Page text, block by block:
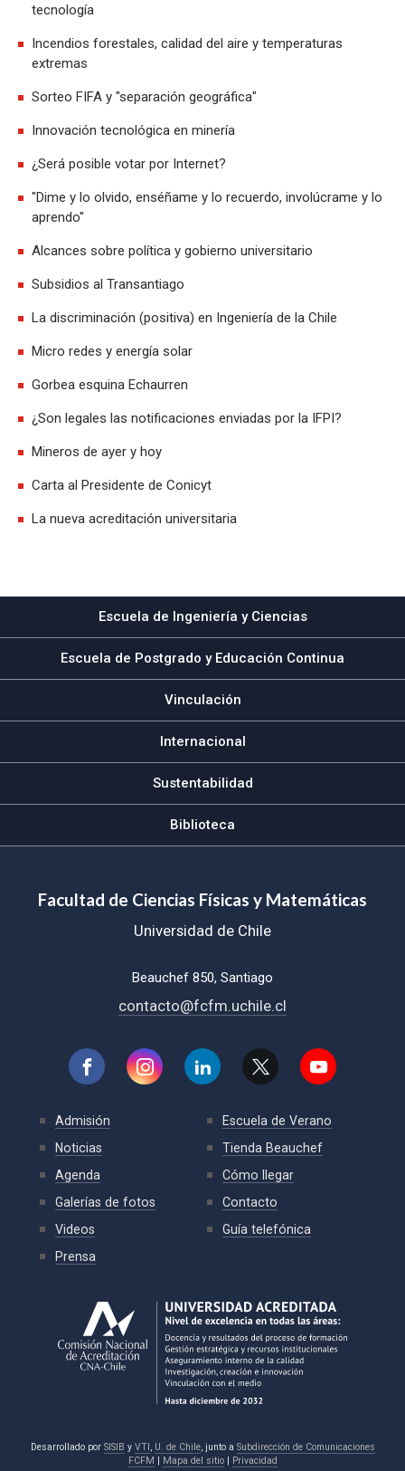
La nueva acreditación universitaria
Carta al Presidente de Conicyt
Mineros de ayer y hoy
¿Son legales las notificaciones enviadas por la IFPI?
Gorbea esquina Echaurren
Micro redes y energía solar
La discriminación (positiva) en Ingeniería de la Chile
Subsidios al Transantiago
Alcances sobre política y gobierno universitario
"Dime y lo olvido, enséñame y lo recuerdo, involúcrame y lo
aprendo"
¿Será posible votar por Internet?
Innovación tecnológica en minería
Sorteo FIFA y "separación geográfica"
Incendios forestales, calidad del aire y temperaturas
extremas
tecnología
Escuela de Ingeniería y Ciencias
Escuela de Postgrado y Educación Continua
Vinculación
Internacional
Sustentabilidad
Biblioteca
Facultad de Ciencias Físicas y Matemáticas
Universidad de Chile
Beauchef 850, Santiago
contacto@fcfm.uchile.cl
Admisión
Noticias
Agenda
Galerías de fotos
Videos
Prensa
Escuela de Verano
Tienda Beauchef
Cómo llegar
Contacto
Guía telefónica
Desarrollado por SISIB y VTI , U. de Chile, junto a Subdirección de Comunicaciones
FCFM
Mapa del sitio| Privacidad